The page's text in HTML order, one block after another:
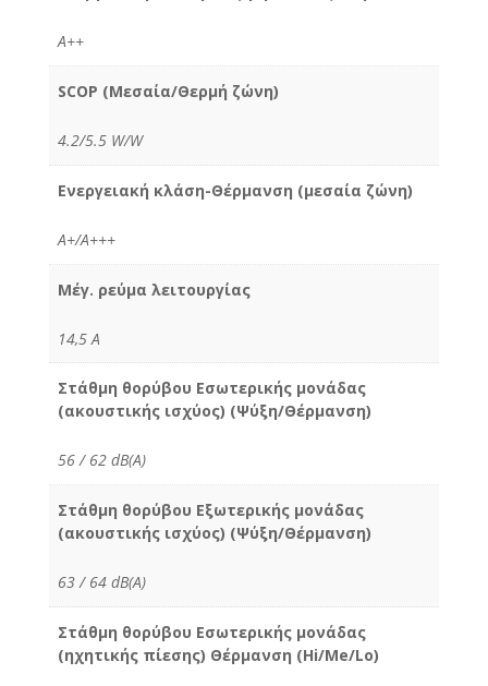
A++
SCOP (Μεσαία/Θερμή ζώνη)
4.2/5.5 W/W
Ενεργειακή κλάση-Θέρμανση (μεσαία ζώνη)
Α+/Α+++
Μέγ. ρεύμα λειτουργίας
14,5 A
Στάθμη θορύβου Εσωτερικής μονάδας
(ακουστικής ισχύος) (Ψύξη/Θέρμανση)
56 / 62 dB(A)
Στάθμη θορύβου Εξωτερικής μονάδας
(ακουστικής ισχύος) (Ψύξη/Θέρμανση)
63 / 64 dB(A)
Στάθμη θορύβου Εσωτερικής μονάδας
(ηχητικής πίεσης) Θέρμανση (Hi/Me/Lo)